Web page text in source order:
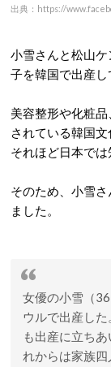
出典：https://
小雪さんと松山
子を韓国で出産し
美容整形や化粧
されている韓国
それほど日本では
そのため、小雪
ました。
女優の小雪（
ウルで出産した
も出産に立ち
れからは家族